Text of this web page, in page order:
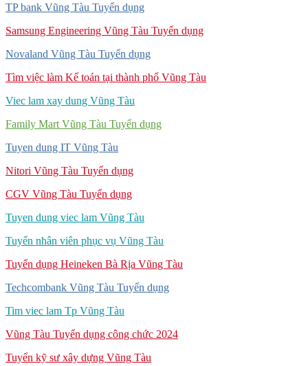
TP bank Vũng Tàu Tuyển dụng
Samsung Engineering Vũng Tàu Tuyển dụng
Novaland Vũng Tàu Tuyển dụng
Tìm việc làm Kế toán tại thành phố Vũng Tàu
Viec lam xay dung Vũng Tàu
Family Mart Vũng Tàu Tuyển dụng
Tuyen dung IT Vũng Tàu
Nitori Vũng Tàu Tuyển dụng
CGV Vũng Tàu Tuyển dụng
Tuyen dung viec lam Vũng Tàu
Tuyển nhân viên phục vụ Vũng Tàu
Tuyển dụng Heineken Bà Rịa Vũng Tàu
Techcombank Vũng Tàu Tuyển dụng
Tim viec lam Tp Vũng Tàu
Vũng Tàu Tuyển dụng công chức 2024
Tuyển kỹ sư xây dựng Vũng Tàu